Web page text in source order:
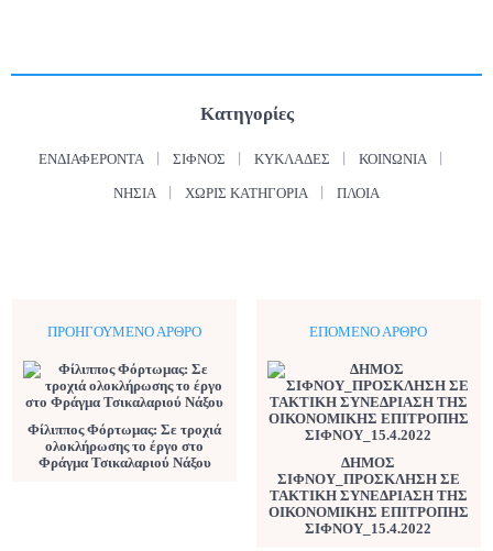
Κατηγορίες
ΕΝΔΙΑΦΈΡΟΝΤΑ ΣΊΦΝΟΣ ΚΥΚΛΆΔΕΣ ΚΟΙΝΩΝΊΑ
ΝΗΣΙΆ ΧΩΡΊΣ ΚΑΤΗΓΟΡΊΑ ΠΛΟΊΑ
ΠΡΟΗΓΟΎΜΕΝΟ ΆΡΘΡΟ
Φίλιππος Φόρτωμας: Σε τροχιά
ολοκλήρωσης το έργο στο
Φράγμα Τσικαλαριού Νάξου
ΕΠΌΜΕΝΟ ΆΡΘΡΟ
ΔΗΜΟΣ
ΣΙΦΝΟΥ_ΠΡΟΣΚΛΗΣΗ ΣΕ
ΤΑΚΤΙΚΗ ΣΥΝΕΔΡΙΑΣΗ ΤΗΣ
ΟΙΚΟΝΟΜΙΚΗΣ ΕΠΙΤΡΟΠΗΣ
ΣΙΦΝΟΥ_15.4.2022